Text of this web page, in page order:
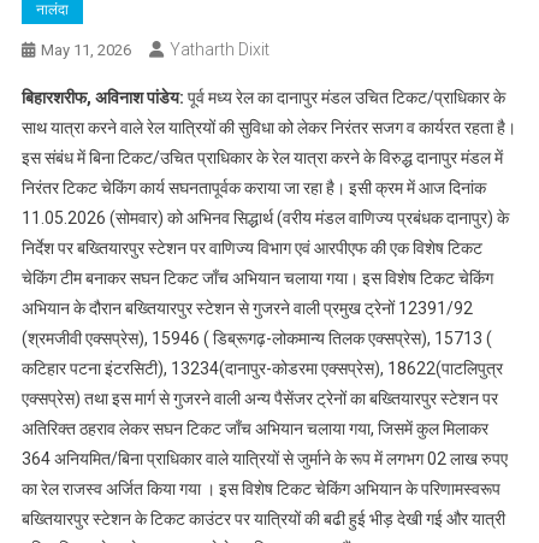
नालंदा
May 11, 2026 Yatharth Dixit
बिहारशरीफ, अविनाश पांडेय: पूर्व मध्य रेल का दानापुर मंडल उचित टिकट/प्राधिकार के
साथ यात्रा करने वाले रेल यात्रियों की सुविधा को लेकर निरंतर सजग व कार्यरत रहता है।
इस संबंध में बिना टिकट/उचित प्राधिकार के रेल यात्रा करने के विरुद्ध दानापुर मंडल में
निरंतर टिकट चेकिंग कार्य सघनतापूर्वक कराया जा रहा है। इसी क्रम में आज दिनांक
11.05.2026 (सोमवार) को अभिनव सिद्धार्थ (वरीय मंडल वाणिज्य प्रबंधक दानापुर) के
निर्देश पर बख्तियारपुर स्टेशन पर वाणिज्य विभाग एवं आरपीएफ की एक विशेष टिकट
चेकिंग टीम बनाकर सघन टिकट जाँच अभियान चलाया गया। इस विशेष टिकट चेकिंग
अभियान के दौरान बख्तियारपुर स्टेशन से गुजरने वाली प्रमुख ट्रेनों 12391/92
(श्रमजीवी एक्सप्रेस), 15946 ( डिब्रूगढ़-लोकमान्य तिलक एक्सप्रेस), 15713 (
कटिहार पटना इंटरसिटी), 13234(दानापुर-कोडरमा एक्सप्रेस), 18622(पाटलिपुत्र
एक्सप्रेस) तथा इस मार्ग से गुजरने वाली अन्य पैसेंजर ट्रेनों का बख्तियारपुर स्टेशन पर
अतिरिक्त ठहराव लेकर सघन टिकट जाँच अभियान चलाया गया, जिसमें कुल मिलाकर
364 अनियमित/बिना प्राधिकार वाले यात्रियों से जुर्माने के रूप में लगभग 02 लाख रुपए
का रेल राजस्व अर्जित किया गया । इस विशेष टिकट चेकिंग अभियान के परिणामस्वरूप
बख्तियारपुर स्टेशन के टिकट काउंटर पर यात्रियों की बढी हुई भीड़ देखी गई और यात्री